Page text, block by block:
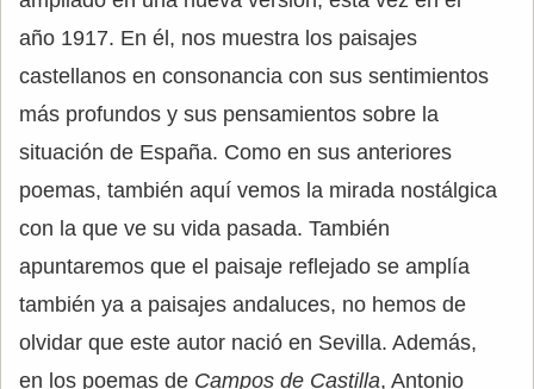
año 1917. En él, nos muestra los paisajes
castellanos en consonancia con sus sentimientos
más profundos y sus pensamientos sobre la
situación de España. Como en sus anteriores
poemas, también aquí vemos la mirada nostálgica
con la que ve su vida pasada. También
apuntaremos que el paisaje reflejado se amplía
también ya a paisajes andaluces, no hemos de
olvidar que este autor nació en Sevilla. Además,
en los poemas de Campos de Castilla, Antonio